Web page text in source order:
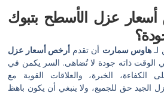
عزل الأسطح بتبوك
لـهاوس سمارت أن تقدمأرخص أسعار عزل
الوقت ذاته جودة لا تُضاهى. السر يكمن في
الكفاءة، الخبرة، والعلاقات القوية مع
الجيد حق للجميع، ولا ينبغي أن يكون باهظ